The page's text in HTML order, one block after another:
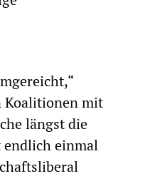
Koalitionen mit
längst die
endlich einmal